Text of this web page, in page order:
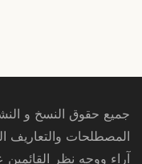
جميع حقوق النسخ و النشر
المصطلحات والتعاريف
آراء ووجه نظر القائمين